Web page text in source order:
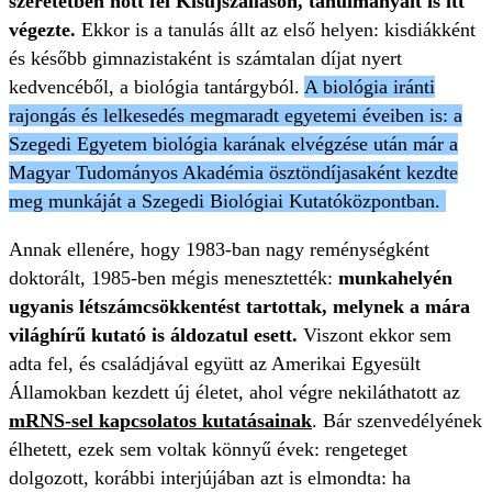
végezte. Ekkor is a tanulás állt az első helyen: kisdiákként
és később gimnazistaként is számtalan díjat nyert
kedvencéből, a biológia tantárgyból. A biológia iránti
rajongás és lelkesedés megmaradt egyetemi éveiben is: a
Szegedi Egyetem biológia karának elvégzése után már a
Magyar Tudományos Akadémia ösztöndíjasaként kezdte
meg munkáját a Szegedi Biológiai Kutatóközpontban.
Annak ellenére, hogy 1983-ban nagy reménységként
doktorált, 1985-ben mégis menesztették: munkahelyén
ugyanis létszámcsökkentést tartottak, melynek a mára
világhírű kutató is áldozatul esett. Viszont ekkor sem
adta fel, és családjával együtt az Amerikai Egyesült
Államokban kezdett új életet, ahol végre nekiláthatott az
mRNS-sel kapcsolatos kutatásainak. Bár szenvedélyének
élhetett, ezek sem voltak könnyű évek: rengeteget
dolgozott, korábbi interjújában azt is elmondta: ha